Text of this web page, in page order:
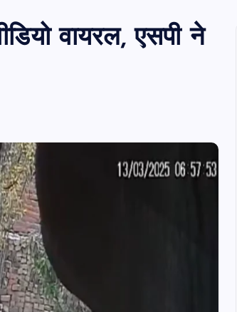
वायरल, एसपी ने
राज्य
आजमगढ़ इजराइल में नौकरी दिलाने के नाम पर
भर्ती का झांसा,निजी रिक्रूटमेंट एजेंसी पर
मुकदमा दर्ज